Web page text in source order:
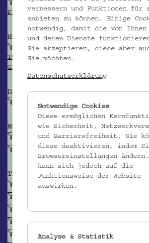
Verwertungsstelle für Sachgüter
Flüchtlingsfürsorge
HERKUNFT
Gmünd
TGN
GEONAMES
DATIERUNG
MATERIAL
Zellulosische Faser
Baumwollgarn
TECHNIK
Leinwandbindiges Gewebe
Schlingstich
Spannstich, freier
Schrägstich
verbessern und Funktionen für
anbieten zu können. Einige
notwendig, damit die von
und deren Dienste
Sie akzeptieren, diese aber
Sie möchten.
Datenschutzerklärung
Notwendige Cookies
Diese ermöglichen
wie Sicherheit,
und Barrierefreiheit. Sie
diese deaktivieren, indem
Browsereinstellungen
kann sich jedoch auf die
Funktionsweise der Website
auswirken.
Analyse & Statistik